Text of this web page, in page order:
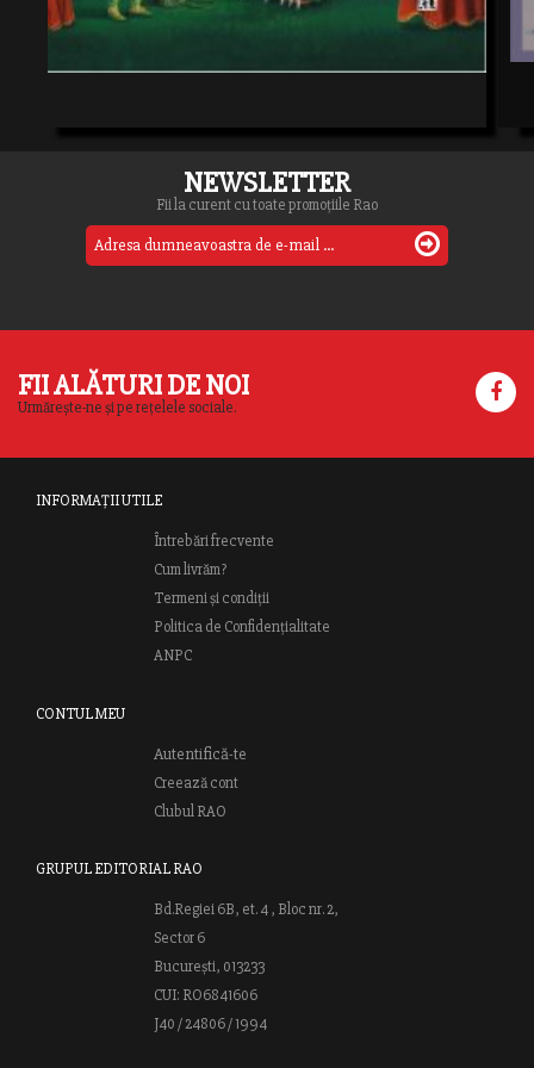
NEWSLETTER
Fii la curent cu toate promoțiile Rao
FII ALĂTURI DE NOI
Urmărește-ne și pe rețelele sociale.
INFORMAȚII UTILE
Întrebări frecvente
Cum livrăm?
Termeni și condiții
Politica de Confidențialitate
ANPC
CONTUL MEU
Autentifică-te
Creează cont
Clubul RAO
GRUPUL EDITORIAL RAO
Bd.Regiei 6B, et. 4 , Bloc nr. 2,
Sector 6
București, 013233
CUI: RO6841606
J40 / 24806 / 1994